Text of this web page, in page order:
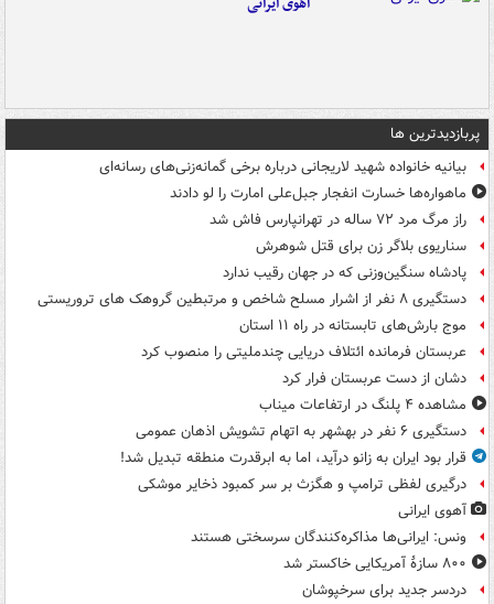
پربازدیدترین ها
بیانیه خانواده شهید لاریجانی درباره برخی گمانه‌زنی‌های رسانه‌ای
ماهواره‌ها خسارت انفجار جبل‌علی امارت را لو دادند
راز مرگ مرد ۷۲ ساله در تهرانپارس فاش شد
سناریوی بلاگر زن برای قتل شوهرش
پادشاه سنگین‌وزنی که در جهان رقیب ندارد
دستگیری ۸ نفر از اشرار مسلح شاخص و مرتبطین گروهک های تروریستی
موج بارش‌های تابستانه در راه ۱۱ استان
عربستان فرمانده ائتلاف دریایی چندملیتی را منصوب کرد
دشان از دست عربستان فرار کرد
مشاهده ۴ پلنگ در ارتفاعات میناب
دستگیری ۶ نفر در بهشهر به اتهام تشویش اذهان عمومی
قرار بود ایران به زانو درآید، اما به ابرقدرت منطقه تبدیل شد!
درگیری لفظی ترامپ و هگزث بر سر کمبود ذخایر موشکی
آهوی ایرانی
ونس: ایرانی‌ها مذاکره‌کنندگان سرسختی هستند
۸۰۰ سازۀ آمریکایی خاکستر شد
دردسر جدید برای سرخپوشان